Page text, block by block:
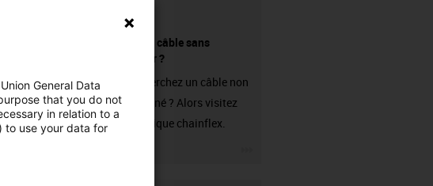
Acheter un câble sans
connecteur ?
Vous recherchez un câble non
confectionné ? Alors visitez
notre boutique chainflex.
General Data
that you do not
in relation to a
to use your data for